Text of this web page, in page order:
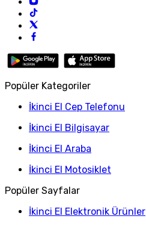
Popüler Kategoriler
İkinci El Cep Telefonu
İkinci El Bilgisayar
İkinci El Araba
İkinci El Motosiklet
Popüler Sayfalar
İkinci El Elektronik Ürünler